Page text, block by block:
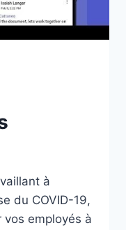
à
du COVID-19,
employés à